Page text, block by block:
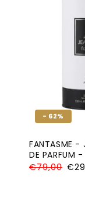
- 62%
FANTASME -
DE PARFUM
Normale
€79,00